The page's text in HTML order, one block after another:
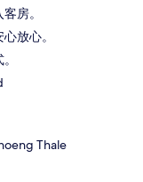
房。
放心。
Thale